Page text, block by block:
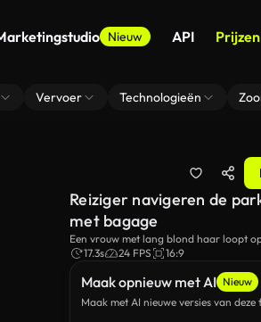
Nieuw API Prijzen
Vervoer Technologieën
Maak opnieuw met AI Nieuw
Maak met AI nieuwe versies van deze
Reiziger navigeren de
met bagage
Een vrouw met lang blond haar loopt
door een parkeerplaats en trekt een
17.3s 24 FPS 16:9